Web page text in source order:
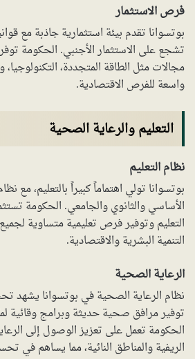
فرص الاستثمار
بوتسوانا تقدم بيئة استثمارية جاذبة مع
تشجع على الاستثمار الأجنبي. الحكومة
مجالات مثل الطاقة المتجددة، التكنولوجيا،
واسعة للفرص الاقتصادية.
التعليم والرعاية الصحية
نظام التعليم
بوتسوانا تولي اهتماماً كبيراً بالتعليم، مع
الأساسي والثانوي والجامعي. الحكومة
التعليم وتوفير فرص تعليمية متساوية
التنمية البشرية والاقتصادية.
الرعاية الصحية
نظام الرعاية الصحية في بوتسوانا يشهد
توفير مرافق صحية حديثة وبرامج وقائية
الحكومة تعمل على تعزيز الوصول إلى
الريفية والمناطق النائية، مما يساهم في